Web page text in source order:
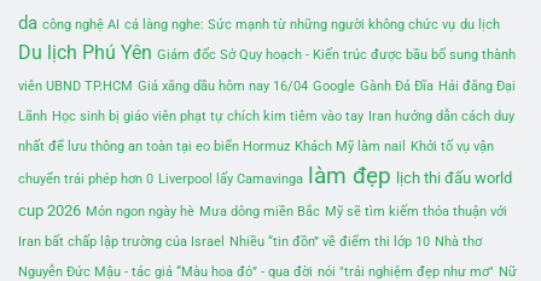
da công nghệ AI cả làng nghe: Sức mạnh từ những người không chức vụ du lịch
Du lịch Phú Yên Giám đốc Sở Quy hoạch - Kiến trúc được bầu bổ sung thành
viên UBND TP.HCM Giá xăng dầu hôm nay 16/04 Google Gành Đá Đĩa Hải đăng Đại
Lãnh Học sinh bị giáo viên phạt tự chích kim tiêm vào tay Iran hướng dẫn cách duy
nhất để lưu thông an toàn tại eo biển Hormuz Khách Mỹ làm nail Khởi tố vụ vận
chuyển trái phép hơn 0 Liverpool lấy Camavinga làm đẹp lịch thi đấu world
cup 2026 Món ngon ngày hè Mưa dông miền Bắc Mỹ sẽ tìm kiếm thỏa thuận với
Iran bất chấp lập trường của Israel
Nhiều “tin đồn” về điểm thi lớp 10 Nhà thơ
Nguyễn Đức Mậu - tác giả “Màu hoa đỏ” - qua đời nói "trải nghiệm đẹp như mơ" Nữ